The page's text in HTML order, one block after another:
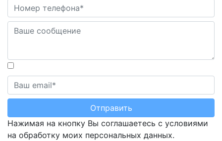
Отправить
Нажимая на кнопку Вы соглашаетесь с условиями
на обработку моих персональных данных.